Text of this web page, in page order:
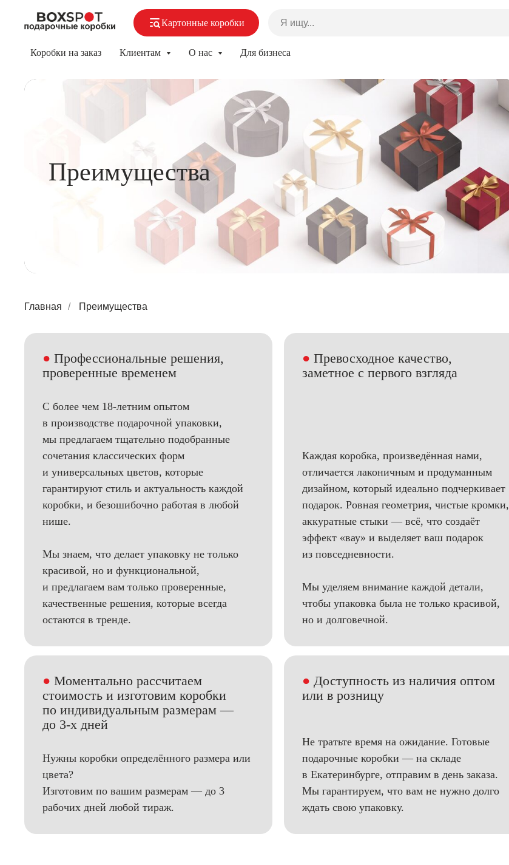
Картонные коробки
Коробки на заказ Клиентам О нас Для бизнеса
Преимущества
Главная / Преимущества
● Профессиональные решения,
проверенные временем
С более чем 18-летним опытом
в производстве подарочной упаковки,
мы предлагаем тщательно подобранные
сочетания классических форм
и универсальных цветов, которые
гарантируют стиль и актуальность каждой
коробки, и безошибочно работая в любой
нише.
Мы знаем, что делает упаковку не только
красивой, но и функциональной,
и предлагаем вам только проверенные,
качественные решения, которые всегда
остаются в тренде.
● Превосходное качество,
заметное с первого взгляда
Каждая коробка, произведённая нами,
отличается лаконичным и продуманным
дизайном, который идеально подчеркивает
подарок. Ровная геометрия, чистые кромки,
аккуратные стыки — всё, что создаёт
эффект «вау» и выделяет ваш подарок
из повседневности.
Мы уделяем внимание каждой детали,
чтобы упаковка была не только красивой,
но и долговечной.
● Моментально рассчитаем
стоимость и изготовим коробки
по индивидуальным размерам —
до 3-х дней
Нужны коробки определённого размера или
цвета?
Изготовим по вашим размерам — до 3
рабочих дней любой тираж.
● Доступность из наличия оптом
или в розницу
Не тратьте время на ожидание. Готовые
подарочные коробки — на складе
в Екатеринбурге, отправим в день заказа.
Мы гарантируем, что вам не нужно долго
ждать свою упаковку.